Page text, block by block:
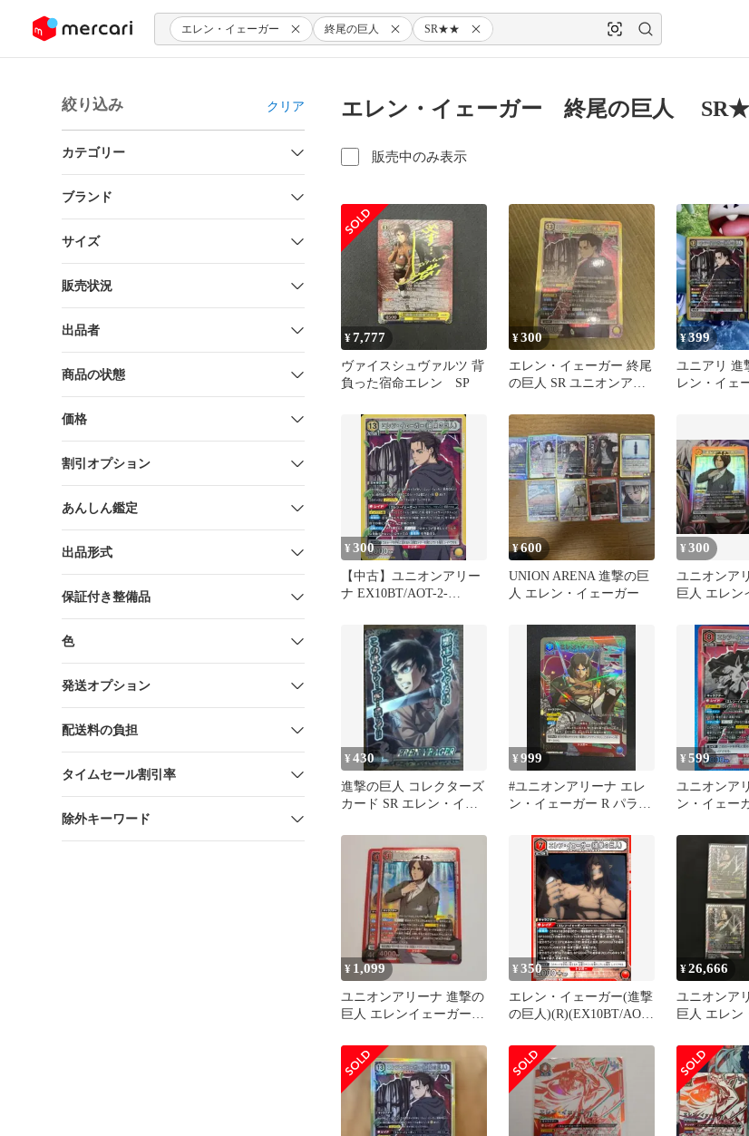
ツにスキップ エレン・イェーガー 終尾の巨人 SR★★
絞り込み クリア
カテゴリー
ブランド
サイズ
販売状況
出品者
商品の状態
価格
割引オプション
あんしん鑑定
出品形式
保証付き整備品
色
発送オプション
配送料の負担
タイムセール割引率
除外キーワード
エレン・イェーガー 終尾の巨人
販売中のみ表示
¥7,777
ヴァイスシュヴァルツ 背
負った宿命エレン SP
¥300
エレン・イェーガー 終尾
の巨人 SR ユニオンアリ
¥399
ユニアリ 進
レン・イェ
¥300
【中古】ユニオンアリー
ナ EX10BT/AOT-2-
イェーガー(終尾の巨人)
¥600
UNION ARENA 進撃の巨
人 エレン・イェーガー
¥300
ユニオンア
巨人 エレン
マン
¥430
進撃の巨人 コレクターズ
カード SR エレン・イェ
¥999
#ユニオンアリーナ エレ
ン・イェーガー R パラレ
¥599
ユニオンア
ン・イェー
094
¥ 1,099
ユニオンアリーナ 進撃の
巨人 エレンイェーガー
¥350
エレン・イェーガー(進撃
の巨人)(R)(EX10BT/AOT-
¥26,666
ユニオンア
巨人 エレン